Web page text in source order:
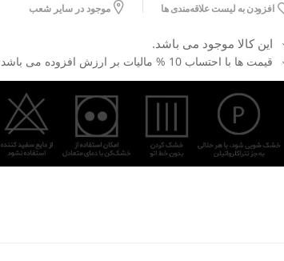
افزودن به لیست علاقه‌مندی ها موجود در سایر شعب
این کالا موجود می باشد.
قیمت ها با احتساب 10 % مالیات بر ارزش افزوده می باشد.